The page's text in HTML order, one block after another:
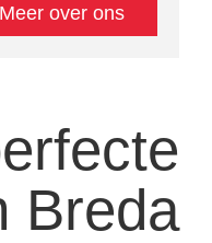
Meer over ons
Breda